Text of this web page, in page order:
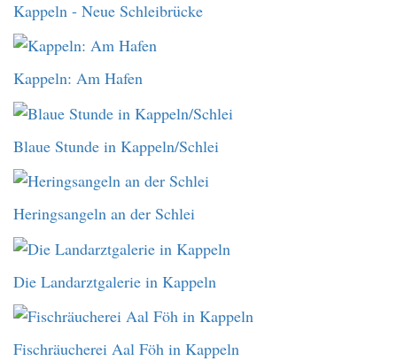
Kappeln - Neue Schleibrücke
Kappeln: Am Hafen
Blaue Stunde in Kappeln/Schlei
Heringsangeln an der Schlei
Die Landarztgalerie in Kappeln
Fischräucherei Aal Föh in Kappeln